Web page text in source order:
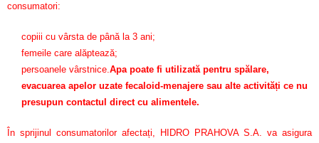
consumatori:
copiii cu vârsta de până la 3 ani;
femeile care alăptează;
persoanele vârstnice.Apa poate fi utilizată pentru spălare,
evacuarea apelor uzate fecaloid-menajere sau alte activități ce nu
presupun contactul direct cu alimentele.
În sprijinul consumatorilor afectați, HIDRO PRAHOVA S.A. va asigura